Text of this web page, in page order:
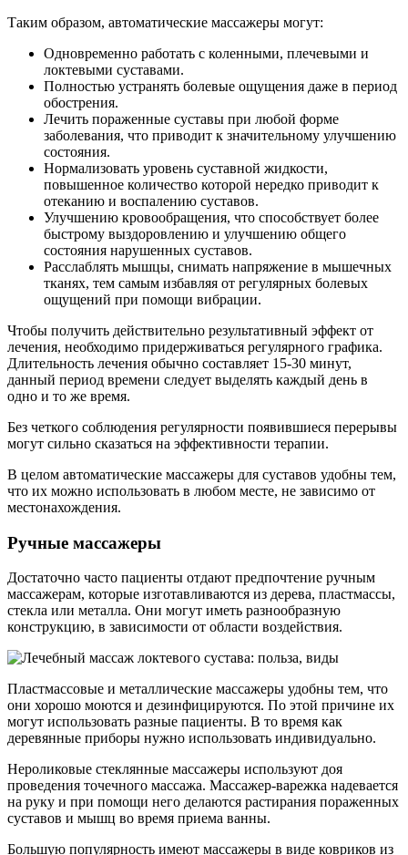
Таким образом, автоматические массажеры могут:
Одновременно работать с коленными, плечевыми и
локтевыми суставами.
Полностью устранять болевые ощущения даже в период
обострения.
Лечить пораженные суставы при любой форме
заболевания, что приводит к значительному улучшению
состояния.
Нормализовать уровень суставной жидкости,
повышенное количество которой нередко приводит к
отеканию и воспалению суставов.
Улучшению кровообращения, что способствует более
быстрому выздоровлению и улучшению общего
состояния нарушенных суставов.
Расслаблять мышцы, снимать напряжение в мышечных
тканях, тем самым избавляя от регулярных болевых
ощущений при помощи вибрации.
Чтобы получить действительно результативный эффект от
лечения, необходимо придерживаться регулярного графика.
Длительность лечения обычно составляет 15-30 минут,
данный период времени следует выделять каждый день в
одно и то же время.
Без четкого соблюдения регулярности появившиеся перерывы
могут сильно сказаться на эффективности терапии.
В целом автоматические массажеры для суставов удобны тем,
что их можно использовать в любом месте, не зависимо от
местонахождения.
Ручные массажеры
Достаточно часто пациенты отдают предпочтение ручным
массажерам, которые изготавливаются из дерева, пластмассы,
стекла или металла. Они могут иметь разнообразную
конструкцию, в зависимости от области воздействия.
Пластмассовые и металлические массажеры удобны тем, что
они хорошо моются и дезинфицируются. По этой причине их
могут использовать разные пациенты. В то время как
деревянные приборы нужно использовать индивидуально.
Нероликовые стеклянные массажеры используют доя
проведения точечного массажа. Массажер-варежка надевается
на руку и при помощи него делаются растирания пораженных
суставов и мышц во время приема ванны.
Большую популярность имеют массажеры в виде ковриков из